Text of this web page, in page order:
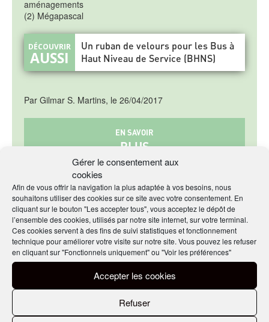
Gérer le consentement aux
cookies
Afin de vous offrir la navigation la plus adaptée à vos besoins, nous
souhaitons utiliser des cookies sur ce site avec votre consentement. En
cliquant sur le bouton "Les accepter tous", vous acceptez le dépôt de
l’ensemble des cookies, utilisés par notre site internet, sur votre terminal.
Ces cookies servent à des fins de suivi statistiques et fonctionnement
technique pour améliorer votre visite sur notre site. Vous pouvez les refuser
en cliquant sur "Fonctionnels uniquement" ou "Voir les préférences"
Accepter les cookies
Refuser
aménagements
(2) Mégapascal
Un ruban de velours pour les Bus à
Haut Niveau de Service (BHNS)
Par Gilmar S. Martins, le 26/04/2017
EN SAVOIR
PLUS
Sur le béton et les tramways
PARTAGER CET ARTICLE